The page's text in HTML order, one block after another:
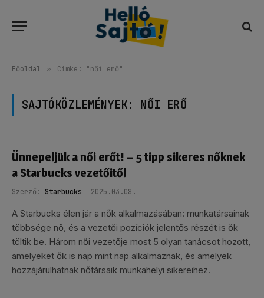
Főoldal » Címke: "női erő"
SAJTÓKÖZLEMÉNYEK: NŐI ERŐ
Ünnepeljük a női erőt! – 5 tipp sikeres nőknek
a Starbucks vezetőitől
Szerző: Starbucks 2025.03.08.
A Starbucks élen jár a nők alkalmazásában: munkatársainak
többsége nő, és a vezetői pozíciók jelentős részét is ők
töltik be. Három női vezetője most 5 olyan tanácsot hozott,
amelyeket ők is nap mint nap alkalmaznak, és amelyek
hozzájárulhatnak nőtársaik munkahelyi sikereihez.